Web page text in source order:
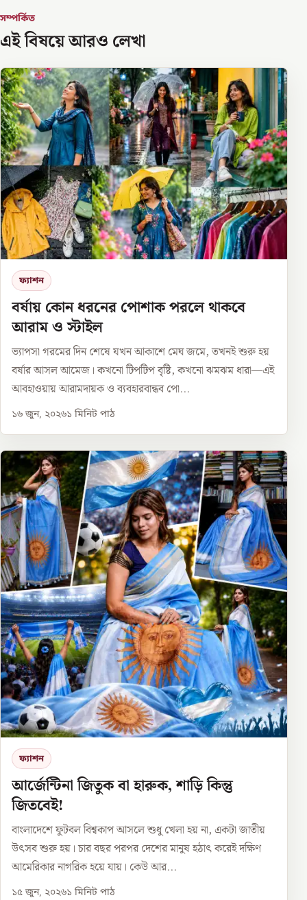
সম্পর্কিত
এই বিষয়ে আরও লেখা
ফ্যাশন
বর্ষায় কোন ধরনের পোশাক পরলে থাকবে
আরাম ও স্টাইল
ভ্যাপসা গরমের দিন শেষে যখন আকাশে মেঘ জমে, তখনই শুরু হয়
বর্ষার আসল আমেজ। কখনো টিপটিপ বৃষ্টি, কখনো ঝমঝম ধারা—এই
আবহাওয়ায় আরামদায়ক ও ব্যবহারবান্ধব পো...
১৬ জুন, ২০২৬১ মিনিট পাঠ
ফ্যাশন
আর্জেন্টিনা জিতুক বা হারুক, শাড়ি কিন্তু
জিতবেই!
বাংলাদেশে ফুটবল বিশ্বকাপ আসলে শুধু খেলা হয় না, একটা জাতীয়
উৎসব শুরু হয়। চার বছর পরপর দেশের মানুষ হঠাৎ করেই দক্ষিণ
আমেরিকার নাগরিক হয়ে যায়। কেউ আর...
১৫ জুন, ২০২৬১ মিনিট পাঠ